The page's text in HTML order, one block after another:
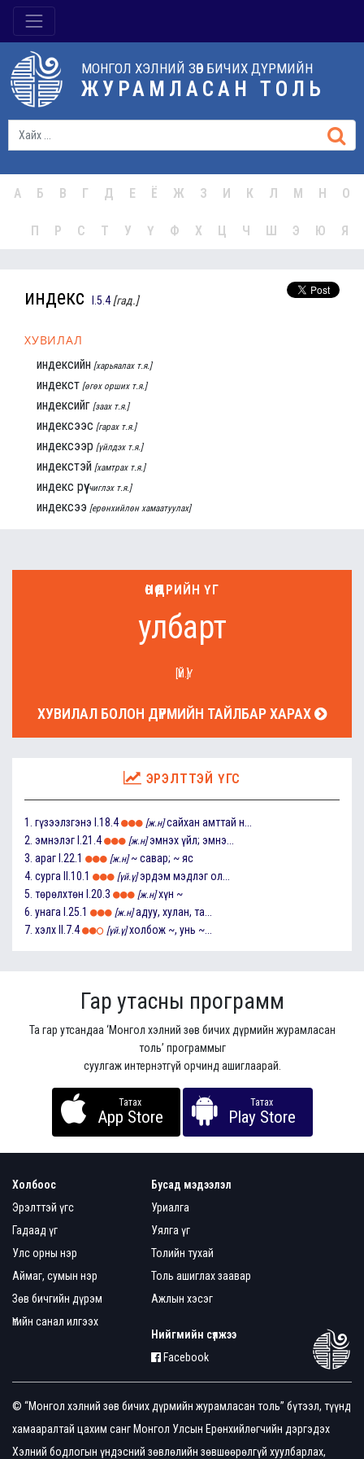
МОНГОЛ ХЭЛНИЙ ЗӨВ БИЧИХ ДҮРМИЙН
ЖУРАМЛАСАН ТОЛЬ
А Б В Г Д Е Ё Ж З И К Л М Н О
П Р С Т У Ү Ф Х Ц Ч Ш Э Ю Я
индекс I.5.4 [гад.]
ХУВИЛАЛ
индексийн [харьяалах т.я.]
индекст [өгөх орших т.я.]
индексийг [заах т.я.]
индексээс [гарах т.я.]
индексээр [үйлдэх т.я.]
индекстэй [хамтрах т.я.]
индекс рүү [чиглэх т.я.]
индексээ [ерөнхийлөн хамаатуулах]
ӨНӨӨДРИЙН ҮГ
улбарт
[ҮЙ.Ү]
ХУВИЛАЛ БОЛОН ДҮРМИЙН ТАЙЛБАР ХАРАХ
ЭРЭЛТТЭЙ ҮГС
1. гүзээлзгэнэ I.18.4 [ж.н] сайхан амттай н...
2. эмнэлэг I.21.4 [ж.н] эмнэх үйл; эмнэ...
3. араг I.22.1 [ж.н] ~ савар; ~ яс
4. сурга II.10.1 [үй.ү] эрдэм мэдлэг ол...
5. төрөлхтөн I.20.3 [ж.н] хүн ~
6. унага I.25.1 [ж.н] адуу, хулан, та...
7. хэлх II.7.4 [үй.ү] холбож ~, унь ~...
Гар утасны программ
Та гар утсандаа ‘Монгол хэлний зөв бичих дүрмийн журамласан
толь’ программыг
суулгаж интернэтгүй орчинд ашиглаарай.
Татах
App Store
Татах
Play Store
Холбоос
Эрэлттэй үгс
Гадаад үг
Улс орны нэр
Аймаг, сумын нэр
Зөв бичгийн дүрэм
Үгийн санал илгээх
Бусад мэдээлэл
Уриалга
Уялга үг
Толийн тухай
Толь ашиглах заавар
Ажлын хэсэг
Нийгмийн сүлжээ
Facebook
© “Монгол хэлний зөв бичих дүрмийн журамласан толь” бүтээл, түүнд
хамааралтай цахим санг Монгол Улсын Ерөнхийлөгчийн дэргэдэх
Хэлний бодлогын үндэсний зөвлөлийн зөвшөөрөлгүй хуулбарлах,